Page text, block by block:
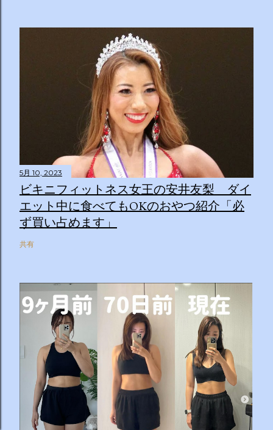
5月 10, 2023
ビキニフィットネス女王の安井友梨 ダイ
エット中に食べてもOKのおやつ紹介「必
ず買い占めます」
共有